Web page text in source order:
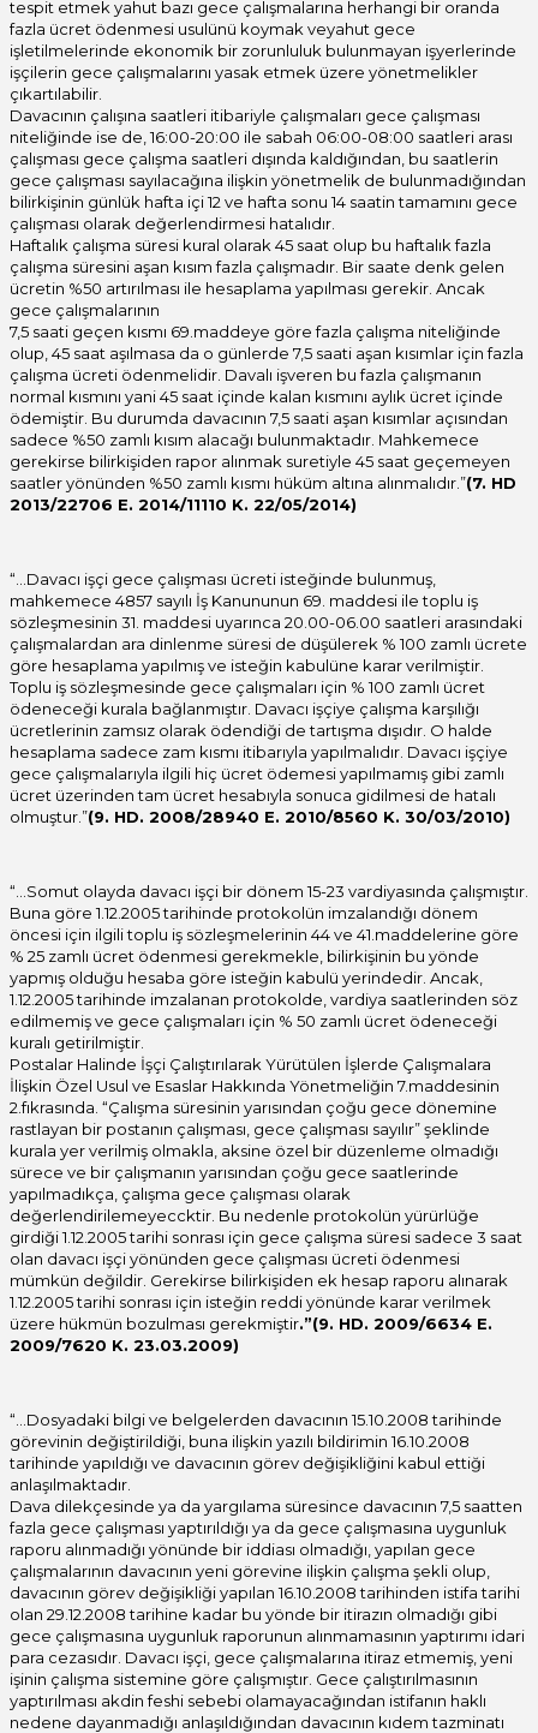
tespit etmek yahut bazı gece çalışmalarına herhangi bir oranda
fazla ücret ödenmesi usulünü koymak veyahut gece
işletilmelerinde ekonomik bir zorunluluk bulunmayan işyerlerinde
işçilerin gece çalışmalarını yasak etmek üzere yönetmelikler
çıkartılabilir.
Davacının çalışına saatleri itibariyle çalışmaları gece çalışması
niteliğinde ise de, 16:00-20:00 ile sabah 06:00-08:00 saatleri arası
çalışması gece çalışma saatleri dışında kaldığından, bu saatlerin
gece çalışması sayılacağına ilişkin yönetmelik de bulunmadığından
bilirkişinin günlük hafta içi 12 ve hafta sonu 14 saatin tamamını gece
çalışması olarak değerlendirmesi hatalıdır.
Haftalık çalışma süresi kural olarak 45 saat olup bu haftalık fazla
çalışma süresini aşan kısım fazla çalışmadır. Bir saate denk gelen
ücretin %50 artırılması ile hesaplama yapılması gerekir. Ancak
gece çalışmalarının
7,5 saati geçen kısmı 69.maddeye göre fazla çalışma niteliğinde
olup, 45 saat aşılmasa da o günlerde 7,5 saati aşan kısımlar için fazla
çalışma ücreti ödenmelidir. Davalı işveren bu fazla çalışmanın
normal kısmını yani 45 saat içinde kalan kısmını aylık ücret içinde
ödemiştir. Bu durumda davacının 7,5 saati aşan kısımlar açısından
sadece %50 zamlı kısım alacağı bulunmaktadır. Mahkemece
gerekirse bilirkişiden rapor alınmak suretiyle 45 saat geçemeyen
saatler yönünden %50 zamlı kısmı hüküm altına alınmalıdır.”(7. HD
2013/22706 E. 2014/11110 K. 22/05/2014)
“…Davacı işçi gece çalışması ücreti isteğinde bulunmuş,
mahkemece 4857 sayılı İş Kanununun 69. maddesi ile toplu iş
sözleşmesinin 31. maddesi uyarınca 20.00-06.00 saatleri arasındaki
çalışmalardan ara dinlenme süresi de düşülerek % 100 zamlı ücrete
göre hesaplama yapılmış ve isteğin kabulüne karar verilmiştir.
Toplu iş sözleşmesinde gece çalışmaları için % 100 zamlı ücret
ödeneceği kurala bağlanmıştır. Davacı işçiye çalışma karşılığı
ücretlerinin zamsız olarak ödendiği de tartışma dışıdır. O halde
hesaplama sadece zam kısmı itibarıyla yapılmalıdır. Davacı işçiye
gece çalışmalarıyla ilgili hiç ücret ödemesi yapılmamış gibi zamlı
ücret üzerinden tam ücret hesabıyla sonuca gidilmesi de hatalı
olmuştur.”(9. HD. 2008/28940 E. 2010/8560 K. 30/03/2010)
“…Somut olayda davacı işçi bir dönem 15-23 vardiyasında çalışmıştır.
Buna göre 1.12.2005 tarihinde protokolün imzalandığı dönem
öncesi için ilgili toplu iş sözleşmelerinin 44 ve 41.maddelerine göre
% 25 zamlı ücret ödenmesi gerekmekle, bilirkişinin bu yönde
yapmış olduğu hesaba göre isteğin kabulü yerindedir. Ancak,
1.12.2005 tarihinde imzalanan protokolde, vardiya saatlerinden söz
edilmemiş ve gece çalışmaları için % 50 zamlı ücret ödeneceği
kuralı getirilmiştir.
Postalar Halinde İşçi Çalıştırılarak Yürütülen İşlerde Çalışmalara
İlişkin Özel Usul ve Esaslar Hakkında Yönetmeliğin 7.maddesinin
2.fıkrasında. “Çalışma süresinin yarısından çoğu gece dönemine
rastlayan bir postanın çalışması, gece çalışması sayılır” şeklinde
kurala yer verilmiş olmakla, aksine özel bir düzenleme olmadığı
sürece ve bir çalışmanın yarısından çoğu gece saatlerinde
yapılmadıkça, çalışma gece çalışması olarak
değerlendirilemeyeccktir. Bu nedenle protokolün yürürlüğe
girdiği 1.12.2005 tarihi sonrası için gece çalışma süresi sadece 3 saat
olan davacı işçi yönünden gece çalışması ücreti ödenmesi
mümkün değildir. Gerekirse bilirkişiden ek hesap raporu alınarak
1.12.2005 tarihi sonrası için isteğin reddi yönünde karar verilmek
üzere hükmün bozulması gerekmiştir.”(9. HD. 2009/6634 E.
2009/7620 K. 23.03.2009)
“…Dosyadaki bilgi ve belgelerden davacının 15.10.2008 tarihinde
görevinin değiştirildiği, buna ilişkin yazılı bildirimin 16.10.2008
tarihinde yapıldığı ve davacının görev değişikliğini kabul ettiği
anlaşılmaktadır.
Dava dilekçesinde ya da yargılama süresince davacının 7,5 saatten
fazla gece çalışması yaptırıldığı ya da gece çalışmasına uygunluk
raporu alınmadığı yönünde bir iddiası olmadığı, yapılan gece
çalışmalarının davacının yeni görevine ilişkin çalışma şekli olup,
davacının görev değişikliği yapılan 16.10.2008 tarihinden istifa tarihi
olan 29.12.2008 tarihine kadar bu yönde bir itirazın olmadığı gibi
gece çalışmasına uygunluk raporunun alınmamasının yaptırımı idari
para cezasıdır. Davacı işçi, gece çalışmalarına itiraz etmemiş, yeni
işinin çalışma sistemine göre çalışmıştır. Gece çalıştırılmasının
yaptırılması akdin feshi sebebi olamayacağından istifanın haklı
nedene dayanmadığı anlaşıldığından davacının kıdem tazminatı